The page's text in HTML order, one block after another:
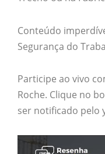
Conteúdo
Segurança do
Participe ao vivo
Roche. Clique no
ser notificado pelo